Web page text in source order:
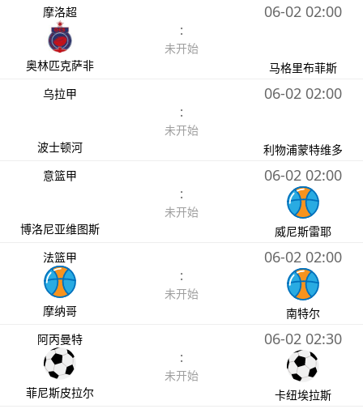
摩洛超
奥林匹克萨非
:
未开始
06-02 02:00
马格里布菲斯
乌拉甲
波士顿河
:
未开始
06-02 02:00
利物浦蒙特维多
意篮甲
博洛尼亚维图斯
:
未开始
06-02 02:00
威尼斯雷耶
法篮甲
摩纳哥
:
未开始
06-02 02:00
南特尔
阿丙曼特
菲尼斯皮拉尔
:
未开始
06-02 02:30
卡纽埃拉斯